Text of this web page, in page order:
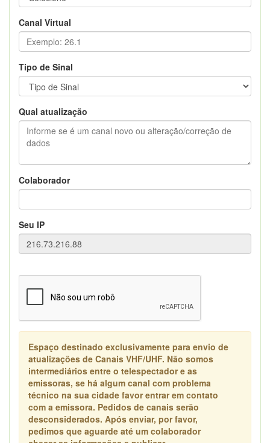
Canal Virtual
Tipo de Sinal
Qual atualização
Colaborador
Seu IP
Espaço destinado exclusivamente para envio de
atualizações de Canais VHF/UHF. Não somos
intermediários entre o telespectador e as
emissoras, se há algum canal com problema
técnico na sua cidade favor entrar em contato
com a emissora. Pedidos de canais serão
desconsiderados. Após enviar, por favor,
pedimos que aguarde até um colaborador